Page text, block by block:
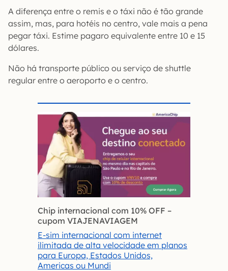
A diferença entre o remis e o táxi não é tão grande
assim, mas, para hotéis no centro, vale mais a pena
pegar táxi. Estime pagaro equivalente entre 10 e 15
dólares.
Não há transporte público ou serviço de shuttle
regular entre o aeroporto e o centro.
Chip internacional com 10% OFF –
cupom VIAJENAVIAGEM
E-sim internacional com internet
ilimitada de alta velocidade em planos
para Europa, Estados Unidos,
Americas ou Mundi